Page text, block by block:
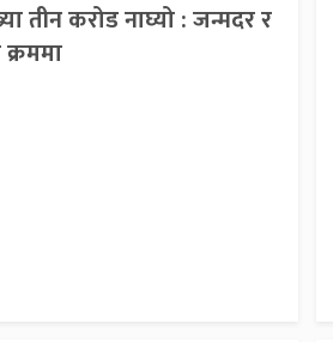
तीन करोड नाघ्यो : जन्मदर र